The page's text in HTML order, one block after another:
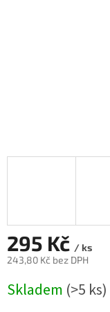
295 Kč / ks
243,80 Kč bez DPH
cena:
Skladem (>5 ks)